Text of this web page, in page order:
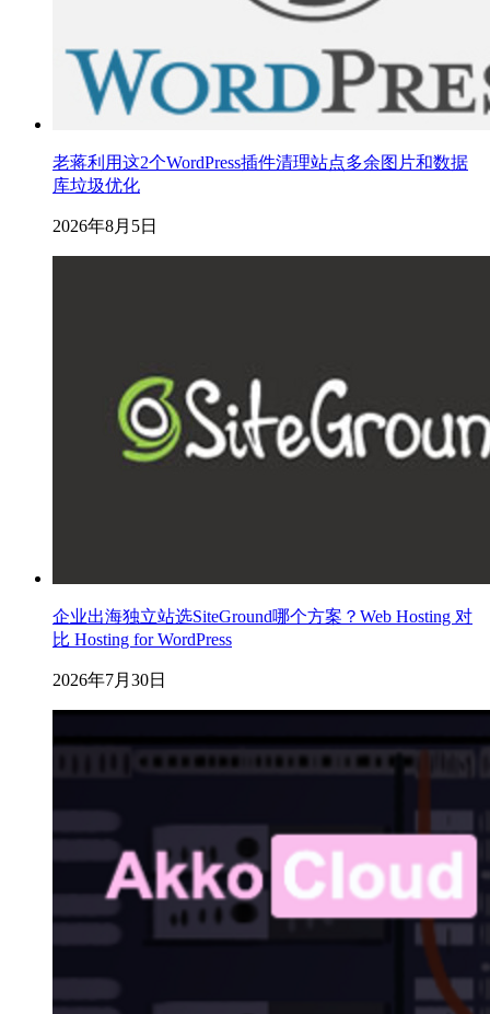
老蒋利用这2个WordPress插件清理站点多余图片和数据
库垃圾优化
2026年8月5日
企业出海独立站选SiteGround哪个方案？Web Hosting 对
比 Hosting for WordPress
2026年7月30日